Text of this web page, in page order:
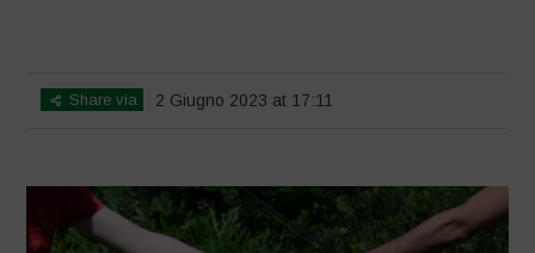
Share via 2 Giugno 2023 at 17:11